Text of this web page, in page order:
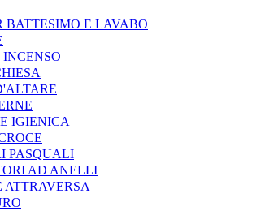
BATTESIMO E LAVABO
IGIENICA
PASQUALI
AD ANELLI